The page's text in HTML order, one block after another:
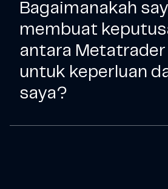
Bagaimanakah
membuat
antara Metatrader
untuk keperluan
saya?